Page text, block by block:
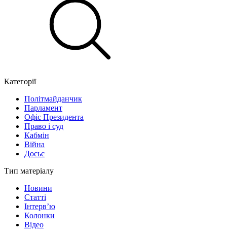
Категорії
Політмайданчик
Парламент
Офіс Президента
Право і суд
Кабмін
Війна
Досьє
Тип матеріалу
Новини
Статті
Інтерв’ю
Колонки
Відео